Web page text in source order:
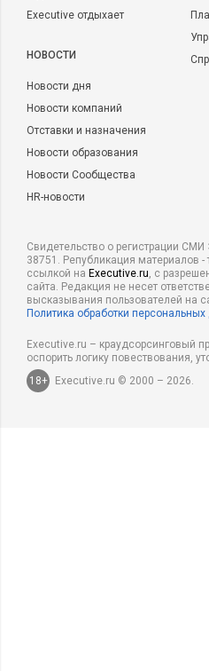
Executive отдыхает
НОВОСТИ
Новости дня
Новости компаний
Отставки и назначения
Новости образования
Новости Сообщества
HR-новости
Свидетельство о регистрации
38751. Републикация материалов -
ссылкой на Executive.ru, с
сайта. Редакция не несет
высказывания пользователей на
Политика обработки
Executive.ru – краудсорсинговый
оспорить логику повествования,
18+
Executive.ru © 2000 – 2026.